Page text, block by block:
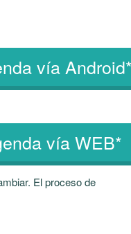
vía
vía WEB*
El proceso de